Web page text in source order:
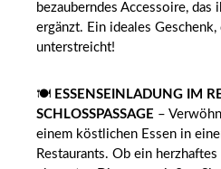
bezauberndes Accessoire,
ergänzt. Ein ideales
unterstreicht!
🍽️ ESSENSEINLADUNG IM
SCHLOSSPASSAGE –
einem köstlichen Essen in
Restaurants. Ob ein